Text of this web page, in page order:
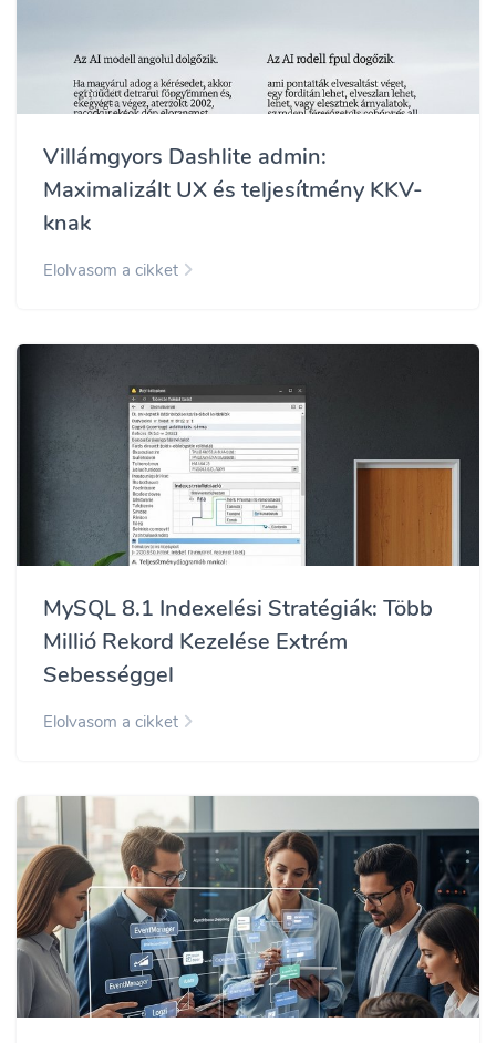
Villámgyors Dashlite admin:
Maximalizált UX és teljesítmény KKV-
knak
Elolvasom a cikket
MySQL 8.1 Indexelési Stratégiák: Több
Millió Rekord Kezelése Extrém
Sebességgel
Elolvasom a cikket